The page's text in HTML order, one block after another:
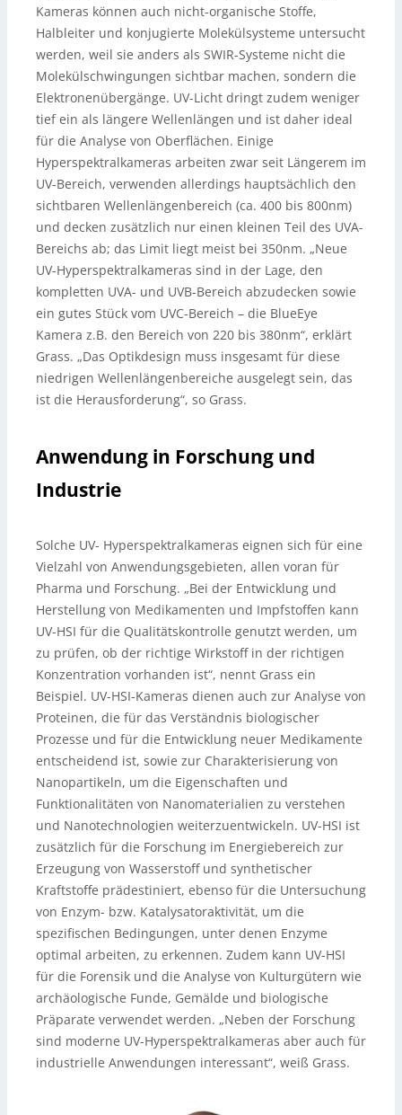
Kameras können auch nicht-organische Stoffe,
Halbleiter und konjugierte Molekülsysteme untersucht
werden, weil sie anders als SWIR-Systeme nicht die
Molekülschwingungen sichtbar machen, sondern die
Elektronenübergänge. UV-Licht dringt zudem weniger
tief ein als längere Wellenlängen und ist daher ideal
für die Analyse von Oberflächen. Einige
Hyperspektralkameras arbeiten zwar seit Längerem im
UV-Bereich, verwenden allerdings hauptsächlich den
sichtbaren Wellenlängenbereich (ca. 400 bis 800nm)
und decken zusätzlich nur einen kleinen Teil des UVA-
Bereichs ab; das Limit liegt meist bei 350nm. „Neue
UV-Hyperspektralkameras sind in der Lage, den
kompletten UVA- und UVB-Bereich abzudecken sowie
ein gutes Stück vom UVC-Bereich – die BlueEye
Kamera z.B. den Bereich von 220 bis 380nm“, erklärt
Grass. „Das Optikdesign muss insgesamt für diese
niedrigen Wellenlängenbereiche ausgelegt sein, das
ist die Herausforderung“, so Grass.
Anwendung in Forschung und
Industrie
Solche UV- Hyperspektralkameras eignen sich für eine
Vielzahl von Anwendungsgebieten, allen voran für
Pharma und Forschung. „Bei der Entwicklung und
Herstellung von Medikamenten und Impfstoffen kann
UV-HSI für die Qualitätskontrolle genutzt werden, um
zu prüfen, ob der richtige Wirkstoff in der richtigen
Konzentration vorhanden ist“, nennt Grass ein
Beispiel. UV-HSI-Kameras dienen auch zur Analyse von
Proteinen, die für das Verständnis biologischer
Prozesse und für die Entwicklung neuer Medikamente
entscheidend ist, sowie zur Charakterisierung von
Nanopartikeln, um die Eigenschaften und
Funktionalitäten von Nanomaterialien zu verstehen
und Nanotechnologien weiterzuentwickeln. UV-HSI ist
zusätzlich für die Forschung im Energiebereich zur
Erzeugung von Wasserstoff und synthetischer
Kraftstoffe prädestiniert, ebenso für die Untersuchung
von Enzym- bzw. Katalysatoraktivität, um die
spezifischen Bedingungen, unter denen Enzyme
optimal arbeiten, zu erkennen. Zudem kann UV-HSI
für die Forensik und die Analyse von Kulturgütern wie
archäologische Funde, Gemälde und biologische
Präparate verwendet werden. „Neben der Forschung
sind moderne UV-Hyperspektralkameras aber auch für
industrielle Anwendungen interessant“, weiß Grass.